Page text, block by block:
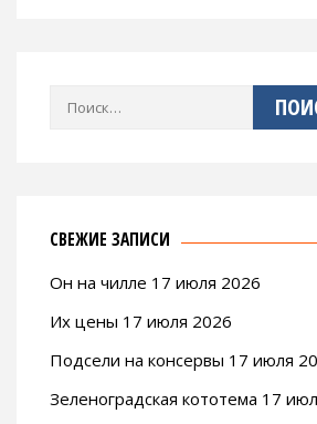
Найти:
СВЕЖИЕ ЗАПИСИ
Он на чилле 17 июля 2026
Их цены 17 июля 2026
Подсели на консервы 17 июля
Зеленоградская кототема 17